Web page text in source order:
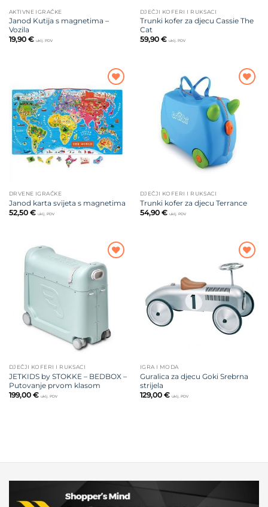
AKTIVNE IGRAČKE
Janod Kutija s magnetima –
Vozila
19,90 € uklj. PDV
DJEČJI KOFERI I RUKSACI
Trunki kofer za djecu Cassie The
Cat
59,90 € uklj. PDV
Dodajte
na listu
želja
DRVENE IGRAČKE
Janod karta svijeta s magnetima
52,50 € uklj. PDV
na listu
želja
DJEČJI KOFERI I RUKSACI
Trunki kofer za djecu Terrance
54,90 € uklj. PDV
Dodajte
na listu
DJEČJI KOFERI I RUKSACI
JETKIDS by STOKKE – BEDBOX –
Putovanje prvom klasom
199,00 € uklj. PDV
Dodajte
na listu
IGRA I MODA
Guralica za djecu Goki Srebrna
strijela
129,00 € uklj. PDV